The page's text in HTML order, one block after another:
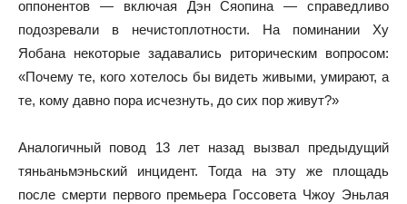
оппонентов — включая Дэн Сяопина — справедливо
подозревали в нечистоплотности. На поминании Ху
Яобана некоторые задавались риторическим вопросом:
«Почему те, кого хотелось бы видеть живыми, умирают, а
те, кому давно пора исчезнуть, до сих пор живут?»
Аналогичный повод 13 лет назад вызвал предыдущий
тяньаньмэньский инцидент. Тогда на эту же площадь
после смерти первого премьера Госсовета Чжоу Эньлая